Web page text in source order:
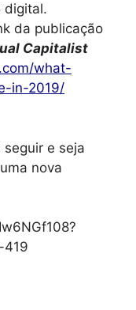
digital.
da publicação
Capitalist
what-
in-2019/
seguir e seja
nova
419